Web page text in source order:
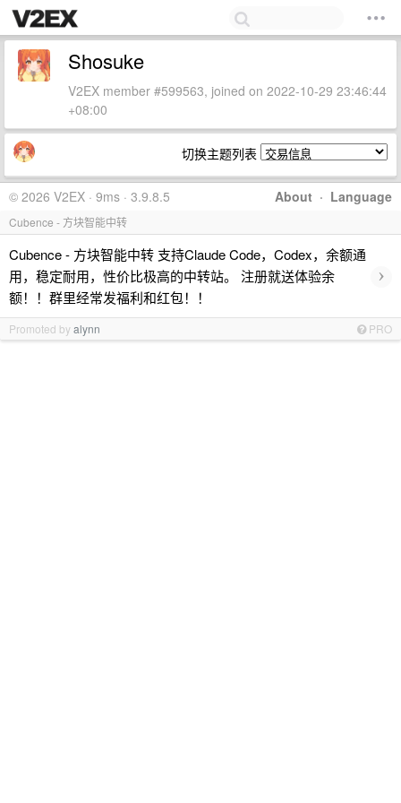
Shosuke
V2EX member #599563, joined on 2022-10-29 23:46:44
+08:00
切换主题列表
About · Language
© 2026 V2EX · 9ms · 3.9.8.5
Cubence - 方块智能中转
Cubence - 方块智能中转 支持Claude Code，Codex，余额通
用，稳定耐用，性价比极高的中转站。 注册就送体验余
额！！群里经常发福利和红包！！
›
Promoted byalynn PRO